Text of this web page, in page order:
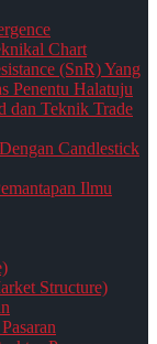
Chart
(SnR) Yang
Penentu Halatuju
dan Teknik Trade
Candlestick
Ilmu
Structure)